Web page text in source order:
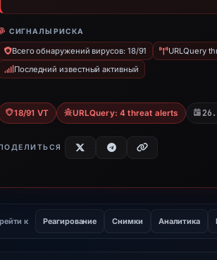
СИГНАЛЫ РИСКА
Всего обнаружений вирусов: 18/91
URLQuery
Последний известный активный
18/91 VT URLQuery: 4 threat alerts
к Реагирование Снимки Аналитика